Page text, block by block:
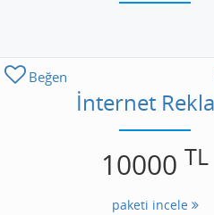
Beğen
İnternet
10000 TL
paketi incele